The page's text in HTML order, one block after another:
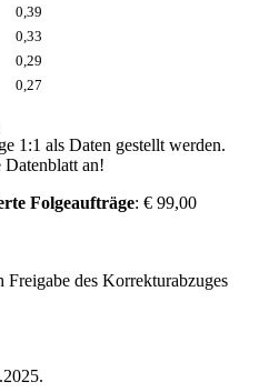
0,39
0,33
0,29
0,27
1:1 als Daten gestellt werden.
Datenblatt an!
Folgeaufträge: € 99,00
Freigabe des Korrekturabzuges